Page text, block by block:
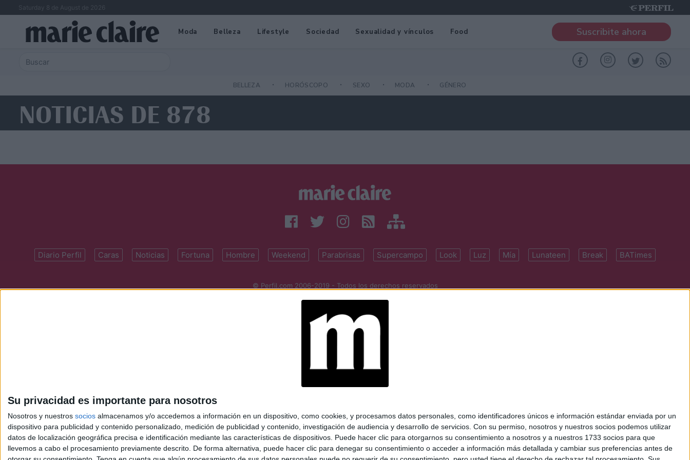
Su privacidad es importante para nosotros
Nosotros y nuestros socios almacenamos y/o accedemos a información en un dispositivo, como cookies, y procesamos datos personales, como identificadores únicos e información estándar enviada por un
dispositivo para publicidad y contenido personalizado, medición de publicidad y contenido, investigación de audiencia y desarrollo de servicios. Con su permiso, nosotros y nuestros socios podemos utilizar
datos de localización geográfica precisa e identificación mediante las características de dispositivos. Puede hacer clic para otorgarnos su consentimiento a nosotros y a nuestros 1733 socios para que
llevemos a cabo el procesamiento previamente descrito. De forma alternativa, puede hacer clic para denegar su consentimiento o acceder a información más detallada y cambiar sus preferencias antes de
Saturday 8 de August de 2026
Moda Belleza Lifestyle Sociedad Sexualidad y vínculos Food Suscribite ahora
BELLEZA HORÓSCOPO SEXO MODA GÉNERO
NOTICIAS DE 878
Diario Perfil Caras Noticias Fortuna Hombre Weekend Parabrisas Supercampo Look Luz Mía Lunateen Break BATimes
© Perfil.com 2006-2019 - Todos los derechos reservados
perfilcom@perfil.com| Propietario: Diario Perfil S.A.